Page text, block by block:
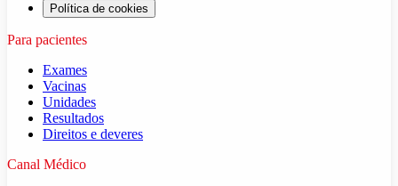
Política de cookies
Para pacientes
Exames
Vacinas
Unidades
Resultados
Direitos e deveres
Canal Médico